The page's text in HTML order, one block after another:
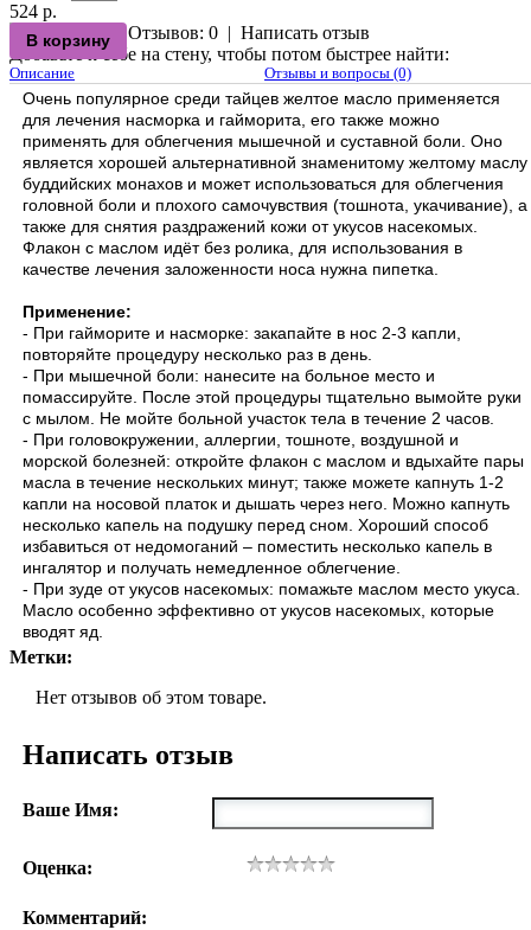
524 р.
Отзывов: 0 | Написать отзыв
Добавьте к себе на стену, чтобы потом быстрее найти:
Описание Отзывы и вопросы (0)
Очень популярное среди тайцев желтое масло применяется
для лечения насморка и гайморита, его также можно
применять для облегчения мышечной и суставной боли. Оно
является хорошей альтернативной знаменитому желтому маслу
буддийских монахов и может использоваться для облегчения
головной боли и плохого самочувствия (тошнота, укачивание), а
также для снятия раздражений кожи от укусов насекомых.
Флакон с маслом идёт без ролика, для использования в
качестве лечения заложенности носа нужна пипетка.
Применение:
- При гайморите и насморке: закапайте в нос 2-3 капли,
повторяйте процедуру несколько раз в день.
- При мышечной боли: нанесите на больное место и
помассируйте. После этой процедуры тщательно вымойте руки
с мылом. Не мойте больной участок тела в течение 2 часов.
- При головокружении, аллергии, тошноте, воздушной и
морской болезней: откройте флакон с маслом и вдыхайте пары
масла в течение нескольких минут; также можете капнуть 1-2
капли на носовой платок и дышать через него. Можно капнуть
несколько капель на подушку перед сном. Хороший способ
избавиться от недомоганий – поместить несколько капель в
ингалятор и получать немедленное облегчение.
- При зуде от укусов насекомых: помажьте маслом место укуса.
Масло особенно эффективно от укусов насекомых, которые
вводят яд.
Метки:
Нет отзывов об этом товаре.
Написать отзыв
Ваше Имя:
Оценка:
Комментарий: